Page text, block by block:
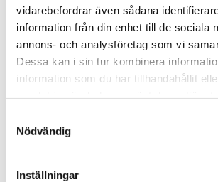
vidarebefordrar även sådana
information från din enhet till de sociala
annons- och analysföretag som vi
Dessa kan i sin tur kombinera
information som du har tillhandahållit
Nödvändig
Inställningar